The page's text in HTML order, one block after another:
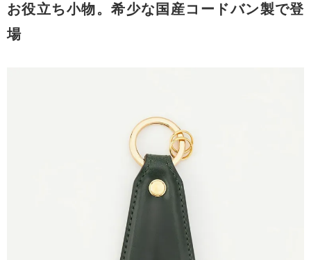
お役立ち小物。希少な国産コードバン製で登
場